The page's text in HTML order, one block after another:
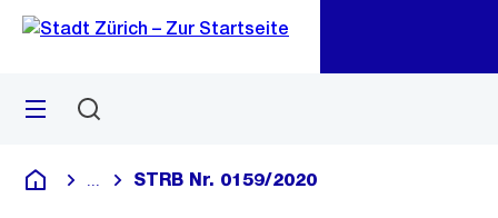
Navigation
Sprunglink
Menü
Deutsch
Blende alle Breadcrumbs ein
STRB Nr. 0159/2020